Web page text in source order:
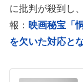
に批判が殺到し
報： 映画秘宝「
を欠いた対応と